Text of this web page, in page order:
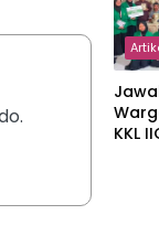
KKL